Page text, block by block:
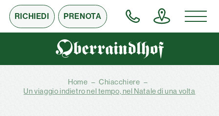
RICHIEDI PRENOTA
Home – Chiacchiere –
Un viaggio indietro nel tempo, nel Natale di una volta